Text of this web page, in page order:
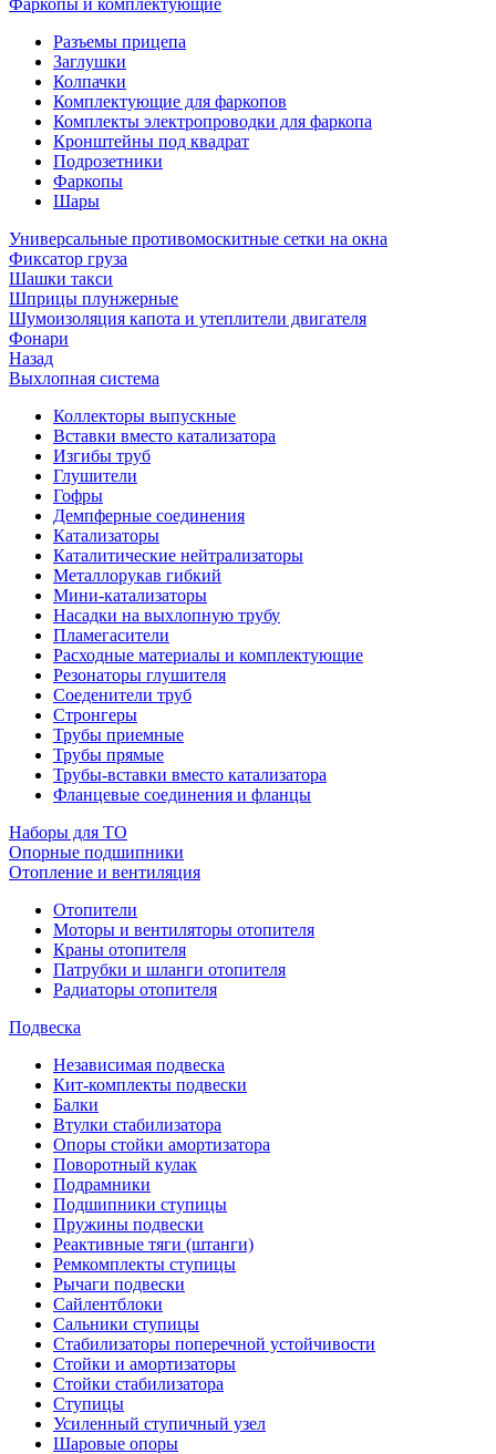
Фаркопы и комплектующие
Разъемы прицепа
Заглушки
Колпачки
Комплектующие для фаркопов
Комплекты электропроводки для фаркопа
Кронштейны под квадрат
Подрозетники
Фаркопы
Шары
Универсальные противомоскитные сетки на окна
Фиксатор груза
Шашки такси
Шприцы плунжерные
Шумоизоляция капота и утеплители двигателя
Фонари
Назад
Выхлопная система
Коллекторы выпускные
Вставки вместо катализатора
Изгибы труб
Глушители
Гофры
Демпферные соединения
Катализаторы
Каталитические нейтрализаторы
Металлорукав гибкий
Мини-катализаторы
Насадки на выхлопную трубу
Пламегасители
Расходные материалы и комплектующие
Резонаторы глушителя
Соеденители труб
Стронгеры
Трубы приемные
Трубы прямые
Трубы-вставки вместо катализатора
Фланцевые соединения и фланцы
Наборы для ТО
Опорные подшипники
Отопление и вентиляция
Отопители
Моторы и вентиляторы отопителя
Краны отопителя
Патрубки и шланги отопителя
Радиаторы отопителя
Подвеска
Независимая подвеска
Кит-комплекты подвески
Балки
Втулки стабилизатора
Опоры стойки амортизатора
Поворотный кулак
Подрамники
Подшипники ступицы
Пружины подвески
Реактивные тяги (штанги)
Ремкомплекты ступицы
Рычаги подвески
Сайлентблоки
Сальники ступицы
Стабилизаторы поперечной устойчивости
Стойки и амортизаторы
Стойки стабилизатора
Ступицы
Усиленный ступичный узел
Шаровые опоры